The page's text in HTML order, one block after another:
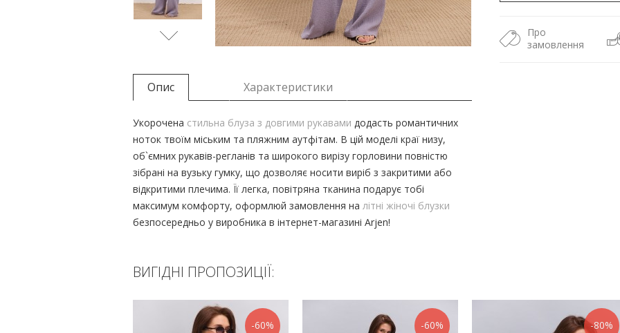
Про
замовлення
Опис Характеристики
Укорочена стильна блуза з довгими рукавами додасть романтичних
ноток твоїм міським та пляжним аутфітам. В цій моделі краї низу,
об`ємних рукавів-регланів та широкого вирізу горловини повністю
зібрані на вузьку гумку, що дозволяє носити виріб з закритими або
відкритими плечима. Її легка, повітряна тканина подарує тобі
максимум комфорту, оформлюй замовлення на літні жіночі блузки
безпосередньо у виробника в інтернет-магазині Arjen!
ВИГІДНІ ПРОПОЗИЦІЇ:
-60% -60% -80%